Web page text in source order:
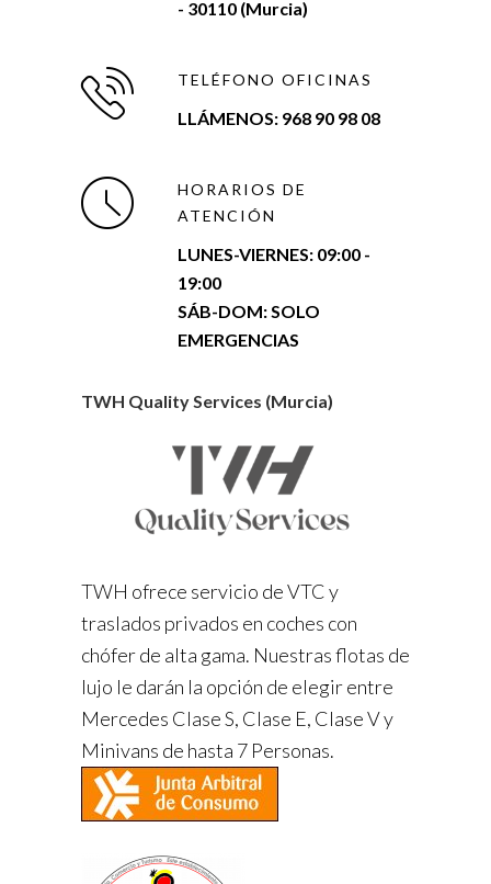
- 30110 (Murcia)
TELÉFONO OFICINAS
LLÁMENOS: 968 90 98 08
HORARIOS DE
ATENCIÓN
LUNES-VIERNES: 09:00 -
19:00
SÁB-DOM: SOLO
EMERGENCIAS
TWH Quality Services (Murcia)
TWH ofrece servicio de VTC y
traslados privados en coches con
chófer de alta gama. Nuestras flotas de
lujo le darán la opción de elegir entre
Mercedes Clase S, Clase E, Clase V y
Minivans de hasta 7 Personas.